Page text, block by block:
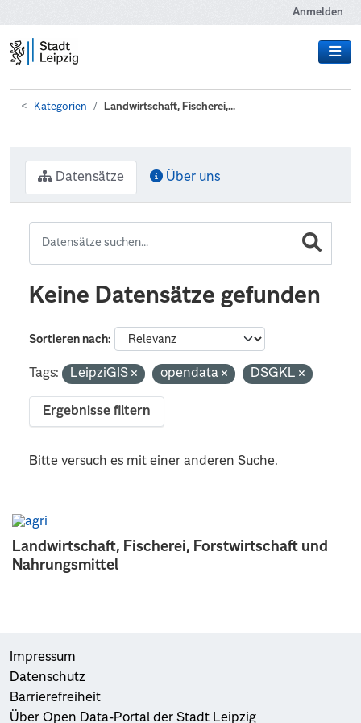
Anmelden
Kategorien Landwirtschaft, Fischerei,...
Landwirtschaft, Fischerei, Forstwirtschaft und
Nahrungsmittel
Datensätze Über uns
Keine Datensätze gefunden
Sortieren nach
Tags: LeipziGIS opendata DSGKL
Ergebnisse filtern
Bitte versuch es mit einer anderen Suche.
Impressum
Datenschutz
Barrierefreiheit
Über Open Data-Portal der Stadt Leipzig